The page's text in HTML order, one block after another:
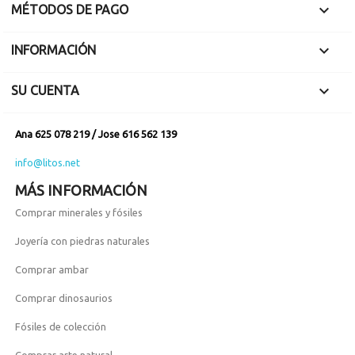
MÉTODOS DE PAGO 
INFORMACIÓN 
SU CUENTA 
Ana 625 078 219 / Jose 616 562 139
info@litos.net
MÁS INFORMACIÓN
Comprar minerales y fósiles
Joyería con piedras naturales
Comprar ambar
Comprar dinosaurios
Fósiles de colección